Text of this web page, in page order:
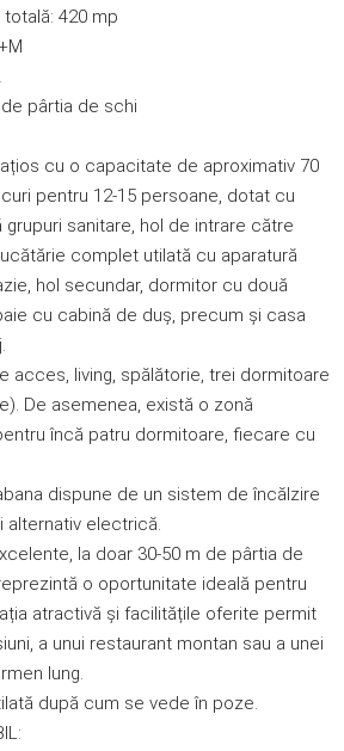
420 mp
pârtia de schi
cu o capacitate de aproximativ 70
pentru 12-15 persoane, dotat cu
sanitare, hol de intrare către
complet utilată cu aparatură
hol secundar, dormitor cu două
cu cabină de duș, precum și casa
acces, living, spălătorie, trei dormitoare
De asemenea, există o zonă
încă patru dormitoare, fiecare cu
dispune de un sistem de încălzire
alternativ electrică.
la doar 30-50 m de pârtia de
o oportunitate ideală pentru
atractivă și facilitățile oferite permit
a unui restaurant montan sau a unei
lung.
după cum se vede în poze.